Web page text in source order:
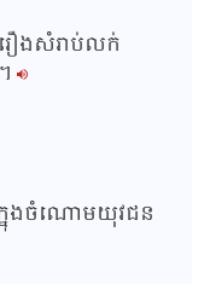
រឿងសំរាប់លក់
ក្នុងចំណោមយុវជន